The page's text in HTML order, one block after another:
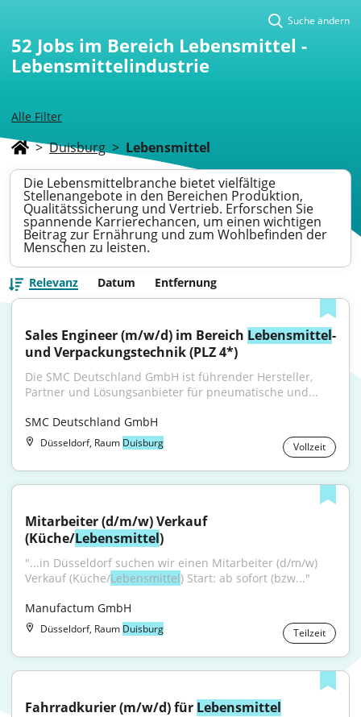
Alle Filter
Suche ändern
52 Jobs im Bereich Lebensmittel -
Lebensmittelindustrie
> Duisburg > Lebensmittel
Die Lebensmittelbranche bietet vielfältige
Stellenangebote in den Bereichen Produktion,
Qualitätssicherung und Vertrieb. Erforschen Sie
spannende Karrierechancen, um einen wichtigen
Beitrag zur Ernährung und zum Wohlbefinden der
Menschen zu leisten.
Relevanz Datum Entfernung
Sales Engineer (m/w/d) im Bereich Lebensmittel-
und Verpackungstechnik (PLZ 4*)
Die SMC Deutschland GmbH ist führender Hersteller,
Partner und Lösungsanbieter für pneumatische und...
SMC Deutschland GmbH
Düsseldorf, Raum Duisburg Vollzeit
Mitarbeiter (d/m/w) Verkauf
(Küche/Lebensmittel)
"...in Düsseldorf suchen wir einen Mitarbeiter (d/m/w)
Verkauf (Küche/Lebensmittel) Start: ab sofort (bzw..."
Manufactum GmbH
Düsseldorf, Raum Duisburg Teilzeit
Fahrradkurier (m/w/d) für Lebensmittel